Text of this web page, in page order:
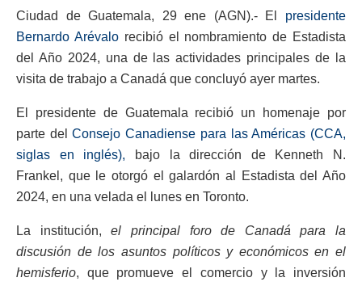
Ciudad de Guatemala, 29 ene (AGN).- El presidente
Bernardo Arévalorecibió el nombramiento de Estadista
del Año 2024, una de las actividades principales de la
visita de trabajo a Canadá que concluyó ayer martes.
El presidente de Guatemala recibió un homenaje por
parte delConsejo Canadiense para las Américas (CCA,
siglas en inglés), bajo la dirección de Kenneth N.
Frankel, que le otorgó el galardón al Estadista del Año
2024, en una velada el lunes en Toronto.
La institución,el principal foro de Canadá para la
discusión de los asuntos políticos y económicos en el
hemisferio, que promueve el comercio y la inversión